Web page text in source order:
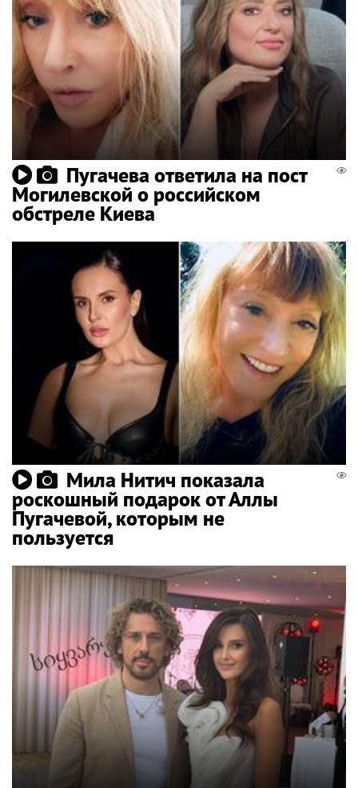
Пугачева ответила на пост
Могилевской о российском
обстреле Киева
Мила Нитич показала
роскошный подарок от Аллы
Пугачевой, которым не
пользуется